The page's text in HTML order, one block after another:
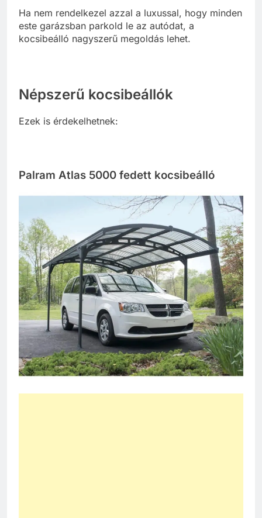
Ha nem rendelkezel azzal a luxussal, hogy minden
este garázsban parkold le az autódat, a
kocsibeálló nagyszerű megoldás lehet.
Népszerű kocsibeállók
Ezek is érdekelhetnek:
Palram Atlas 5000 fedett kocsibeálló